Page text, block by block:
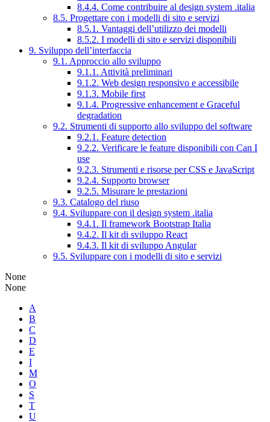
8.4.4. Come contribuire al design system .italia
8.5. Progettare con i modelli di sito e servizi
8.5.1. Vantaggi dell’utilizzo dei modelli
8.5.2. I modelli di sito e servizi disponibili
9. Sviluppo dell’interfaccia
9.1. Approccio allo sviluppo
9.1.1. Attività preliminari
9.1.2. Web design responsivo e accessibile
9.1.3. Mobile first
9.1.4. Progressive enhancement e Graceful
degradation
9.2. Strumenti di supporto allo sviluppo del software
9.2.1. Feature detection
9.2.2. Verificare le feature disponibili con Can I
use
9.2.3. Strumenti e risorse per CSS e JavaScript
9.2.4. Supporto browser
9.2.5. Misurare le prestazioni
9.3. Catalogo del riuso
9.4. Sviluppare con il design system .italia
9.4.1. Il framework Bootstrap Italia
9.4.2. Il kit di sviluppo React
9.4.3. Il kit di sviluppo Angular
9.5. Sviluppare con i modelli di sito e servizi
None
None
A
B
C
D
E
I
M
O
S
T
U